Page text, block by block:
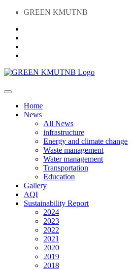
GREEN KMUTNB
Home
News
All News
infrastructure
Energy and climate change
Waste management
Water management
Transportation
Education
Gallery
AQI
Sustainability Report
2024
2023
2022
2021
2020
2019
2018